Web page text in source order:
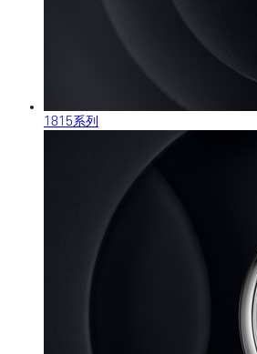
1815系列